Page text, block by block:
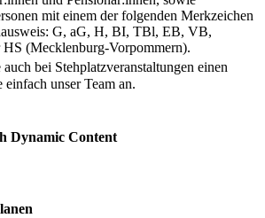
mit einem der folgenden Merkzeichen
G, aG, H, BI, TBl, EB, VB,
HS (Mecklenburg-Vorpommern).
bei Stehplatzveranstaltungen einen
unser Team an.
Dynamic Content